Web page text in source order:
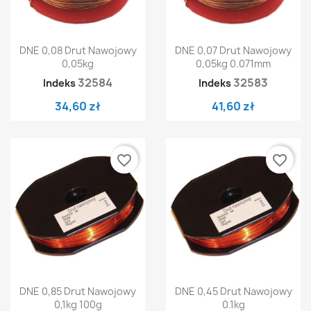
DNE 0,08 Drut Nawojowy
0,05kg
Indeks 32584
34,60 zł
DNE 0,07 Drut Nawojowy
0,05kg 0.071mm
Indeks 32583
41,60 zł
DNE 0,85 Drut Nawojowy
0,1kg 100g
favorite_border
DNE 0,45 Drut Nawojowy
0.1kg
favorite_border